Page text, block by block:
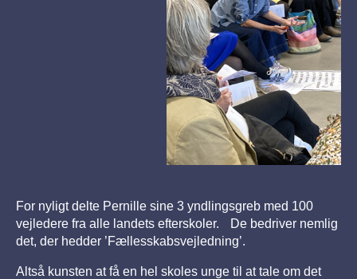
For nyligt delte Pernille sine 3 yndlingsgreb med 100
vejledere fra alle landets efterskoler. De bedriver nemlig
det, der hedder ’Fællesskabsvejledning’.
Altså kunsten at få en hel skoles unge til at tale om det